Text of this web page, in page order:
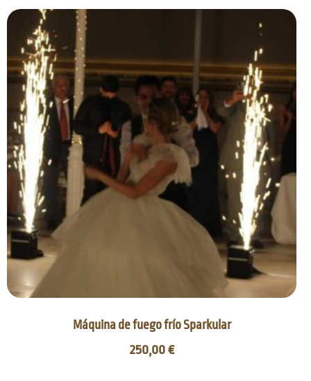
Máquina de fuego frío Sparkular
250,00€